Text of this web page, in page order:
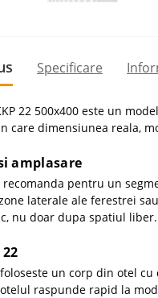
Specificare
22 500x400 este un
care dimensiunea reala,
amplasare
recomanda pentru un
laterale ale ferestrei
nu doar dupa spatiul liber.
foloseste un corp din otel
raspunde rapid la